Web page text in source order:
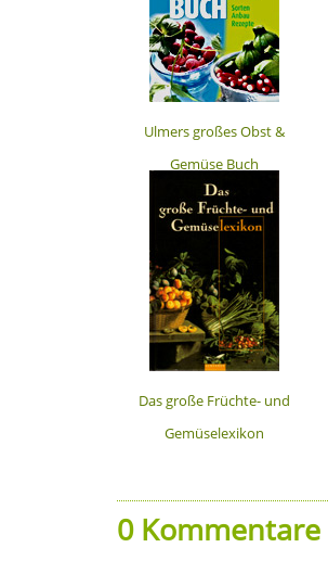
Ulmers großes Obst &
Gemüse Buch
Das große Früchte- und
Gemüselexikon
0